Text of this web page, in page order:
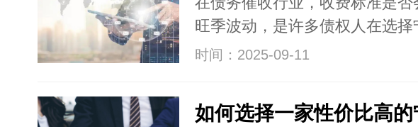
旺季波动，是许多债权人在选
时间：2025-09-11